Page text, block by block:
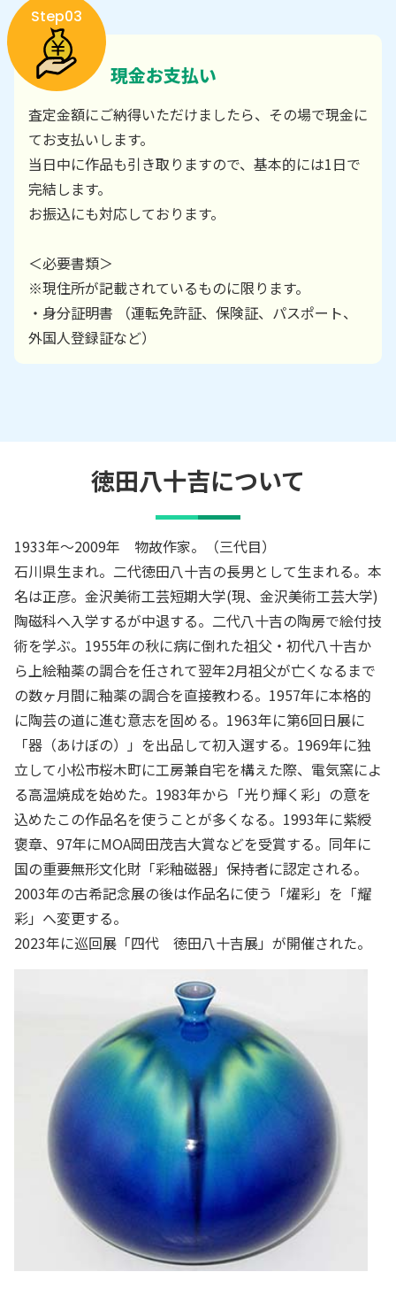
Step03
現金お支払い
査定金額にご納得いただけましたら、その場で現金に
てお支払いします。
当日中に作品も引き取りますので、基本的には1日で
完結します。
お振込にも対応しております。
＜必要書類＞
※現住所が記載されているものに限ります。
・身分証明書 （運転免許証、保険証、パスポート、
外国人登録証など）
徳田八十吉について
1933年～2009年 物故作家。（三代目）
石川県生まれ。二代徳田八十吉の長男として生まれる。本
名は正彦。金沢美術工芸短期大学(現、金沢美術工芸大学)
陶磁科へ入学するが中退する。二代八十吉の陶房で絵付技
術を学ぶ。1955年の秋に病に倒れた祖父・初代八十吉か
ら上絵釉薬の調合を任されて翌年2月祖父が亡くなるまで
の数ヶ月間に釉薬の調合を直接教わる。1957年に本格的
に陶芸の道に進む意志を固める。1963年に第6回日展に
「器（あけぼの）」を出品して初入選する。1969年に独
立して小松市桜木町に工房兼自宅を構えた際、電気窯によ
る高温焼成を始めた。1983年から「光り輝く彩」の意を
込めたこの作品名を使うことが多くなる。1993年に紫綬
褒章、97年にMOA岡田茂吉大賞などを受賞する。同年に
国の重要無形文化財「彩釉磁器」保持者に認定される。
2003年の古希記念展の後は作品名に使う「燿彩」を「耀
彩」へ変更する。
2023年に巡回展「四代 徳田八十吉展」が開催された。